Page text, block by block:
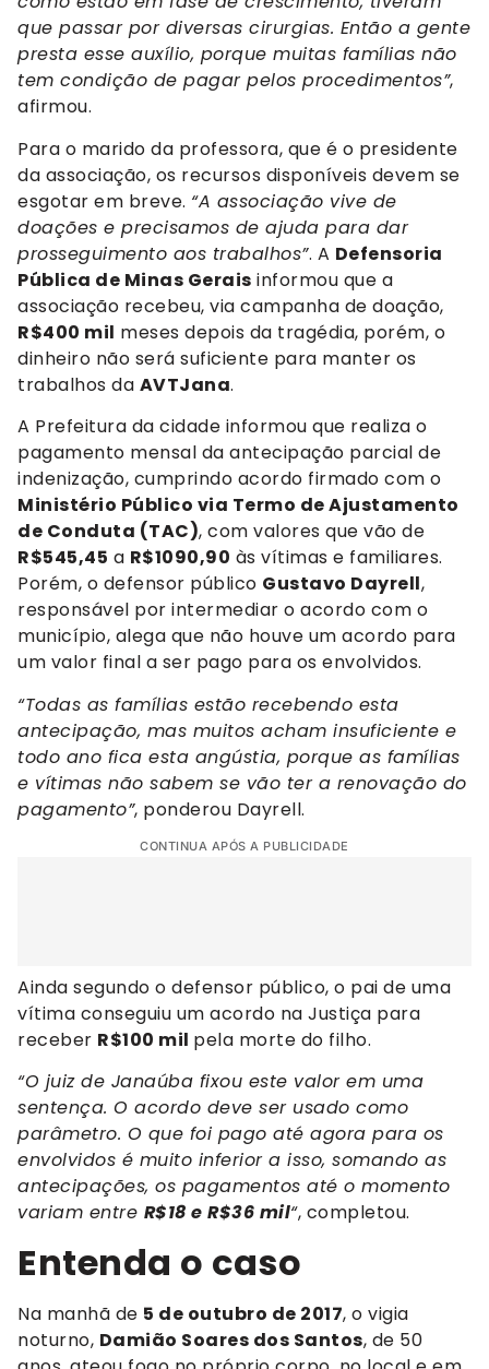
que passar por diversas cirurgias. Então a gente
presta esse auxílio, porque muitas famílias não
tem condição de pagar pelos procedimentos”,
afirmou.
Para o marido da professora, que é o presidente
da associação, os recursos disponíveis devem se
esgotar em breve. “A associação vive de
doações e precisamos de ajuda para dar
prosseguimento aos trabalhos”. A Defensoria
Pública de Minas Gerais informou que a
associação recebeu, via campanha de doação,
R$400 mil meses depois da tragédia, porém, o
dinheiro não será suficiente para manter os
trabalhos da AVTJana.
A Prefeitura da cidade informou que realiza o
pagamento mensal da antecipação parcial de
indenização, cumprindo acordo firmado com o
Ministério Público via Termo de Ajustamento
de Conduta (TAC), com valores que vão de
R$545,45 a R$1090,90 às vítimas e familiares.
Porém, o defensor público Gustavo Dayrell,
responsável por intermediar o acordo com o
município, alega que não houve um acordo para
um valor final a ser pago para os envolvidos.
“Todas as famílias estão recebendo esta
antecipação, mas muitos acham insuficiente e
todo ano fica esta angústia, porque as famílias
e vítimas não sabem se vão ter a renovação do
pagamento”, ponderou Dayrell.
CONTINUA APÓS A PUBLICIDADE
Ainda segundo o defensor público, o pai de uma
vítima conseguiu um acordo na Justiça para
receber R$100 mil pela morte do filho.
“O juiz de Janaúba fixou este valor em uma
sentença. O acordo deve ser usado como
parâmetro. O que foi pago até agora para os
envolvidos é muito inferior a isso, somando as
antecipações, os pagamentos até o momento
variam entre R$18 e R$36 mil“, completou.
Entenda o caso
Na manhã de 5 de outubro de 2017, o vigia
noturno, Damião Soares dos Santos, de 50